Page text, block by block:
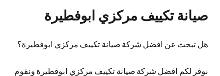
صيانة تكييف مركزي ابوفطيرة
هل تبحث عن افضل شركة صيانة تكييف مركزي ابوفطيرة؟
نوفر لكم افضل شركة صيانة تكييف مركزي ابوفطيرة ونقوم